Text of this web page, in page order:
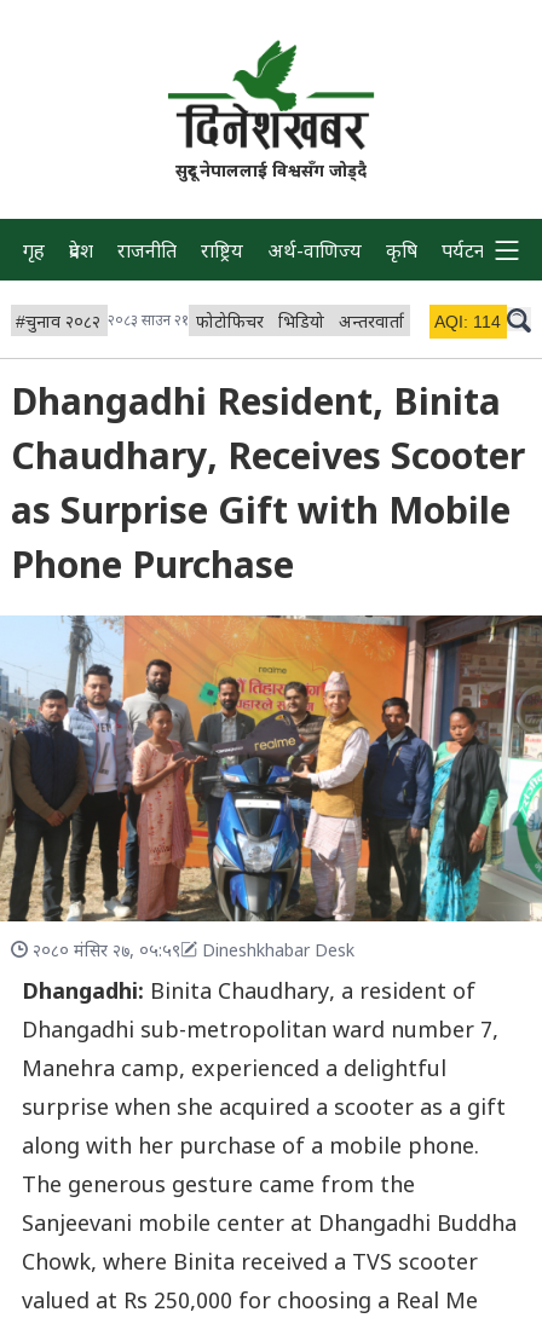
सुदूर नेपाललाई विश्वसँग जोड्दै
गृह प्रदेश राजनीति राष्ट्रिय अर्थ-वाणिज्य कृषि पर्यटन प्रवास
#चुनाव २०८२ २०८३ साउन २१ फोटोफिचर भिडियो अन्तरवार्ता विचार/ब्लग
AQI: 114
Dhangadhi Resident, Binita
Chaudhary, Receives Scooter
as Surprise Gift with Mobile
Phone Purchase
२०८० मंसिर २७, ०५:५९ Dineshkhabar Desk
Dhangadhi: Binita Chaudhary, a resident of
Dhangadhi sub-metropolitan ward number 7,
Manehra camp, experienced a delightful
surprise when she acquired a scooter as a gift
along with her purchase of a mobile phone.
The generous gesture came from the
Sanjeevani mobile center at Dhangadhi Buddha
Chowk, where Binita received a TVS scooter
valued at Rs 250,000 for choosing a Real Me